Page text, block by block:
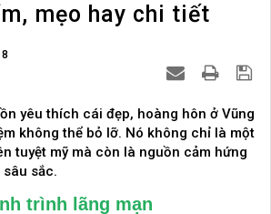
mẹo hay chi tiết
yêu thích cái đẹp, hoàng hôn ở Vũng
không thể bỏ lỡ. Nó không chỉ là một
tuyệt mỹ mà còn là nguồn cảm hứng
sắc.
trình lãng mạn